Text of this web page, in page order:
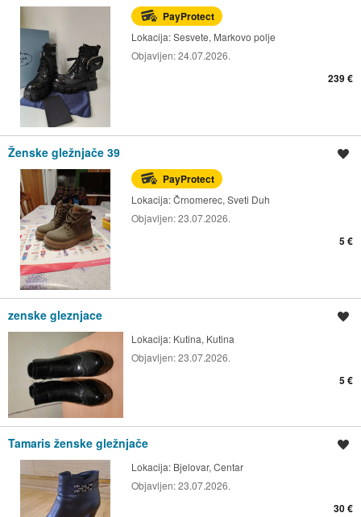
PayProtect
Lokacija:Sesvete, Markovo polje
Objavljen:24.07.2026.
239 €
Ženske gležnjače 39
PayProtect
Lokacija:Črnomerec, Sveti Duh
Objavljen:23.07.2026.
5 €
zenske gleznjace
Lokacija: Kutina, Kutina
Objavljen:23.07.2026.
5 €
Tamaris ženske gležnjače
Lokacija: Bjelovar, Centar
Objavljen:23.07.2026.
30 €